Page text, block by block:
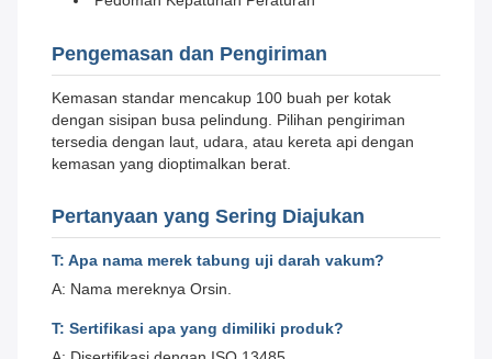
Pengemasan dan Pengiriman
Kemasan standar mencakup 100 buah per kotak
dengan sisipan busa pelindung. Pilihan pengiriman
tersedia dengan laut, udara, atau kereta api dengan
kemasan yang dioptimalkan berat.
Pertanyaan yang Sering Diajukan
T: Apa nama merek tabung uji darah vakum?
A: Nama mereknya Orsin.
T: Sertifikasi apa yang dimiliki produk?